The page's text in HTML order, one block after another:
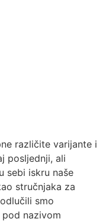
različite varijante i
posljednji, ali
sebi iskru naše
stručnjaka za
smo
nazivom